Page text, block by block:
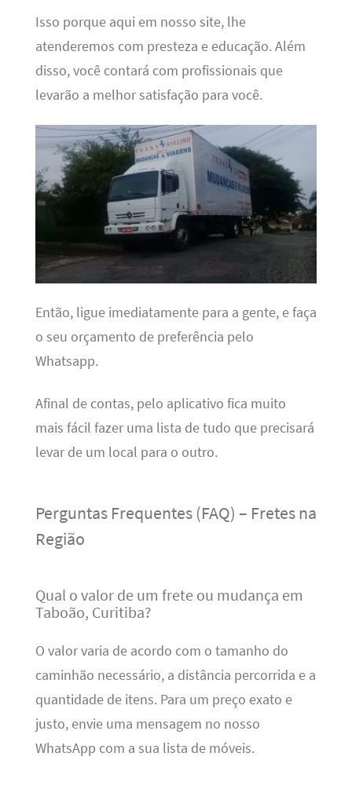
Isso porque aqui em nosso site, lhe
atenderemos com presteza e educação. Além
disso, você contará com profissionais que
levarão a melhor satisfação para você.
Então, ligue imediatamente para a gente, e faça
o seu orçamento de preferência pelo
Whatsapp.
Afinal de contas, pelo aplicativo fica muito
mais fácil fazer uma lista de tudo que precisará
levar de um local para o outro.
Perguntas Frequentes (FAQ) – Fretes na
Região
Qual o valor de um frete ou mudança em
Taboão, Curitiba?
O valor varia de acordo com o tamanho do
caminhão necessário, a distância percorrida e a
quantidade de itens. Para um preço exato e
justo, envie uma mensagem no nosso
WhatsApp com a sua lista de móveis.